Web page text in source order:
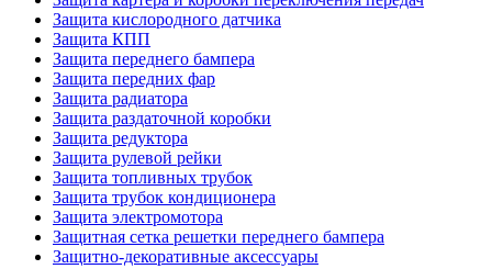
Защита кислородного датчика
Защита КПП
Защита переднего бампера
Защита передних фар
Защита радиатора
Защита раздаточной коробки
Защита редуктора
Защита рулевой рейки
Защита топливных трубок
Защита трубок кондиционера
Защита электромотора
Защитная сетка решетки переднего бампера
Защитно-декоративные аксессуары